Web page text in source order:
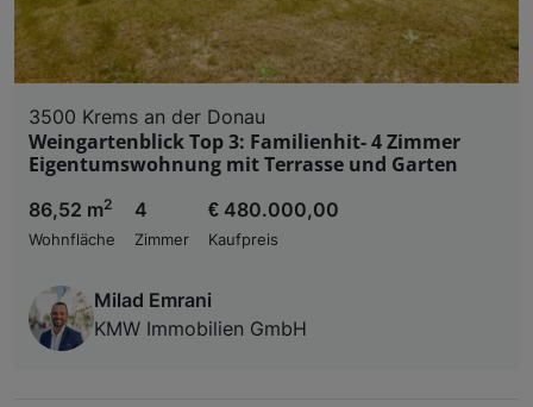
3500 Krems an der Donau
Weingartenblick Top 3: Familienhit- 4 Zimmer
Eigentumswohnung mit Terrasse und Garten
86,52 m2
Wohnfläche
4
Zimmer
€ 480.000,00
Kaufpreis
Milad Emrani
KMW Immobilien GmbH